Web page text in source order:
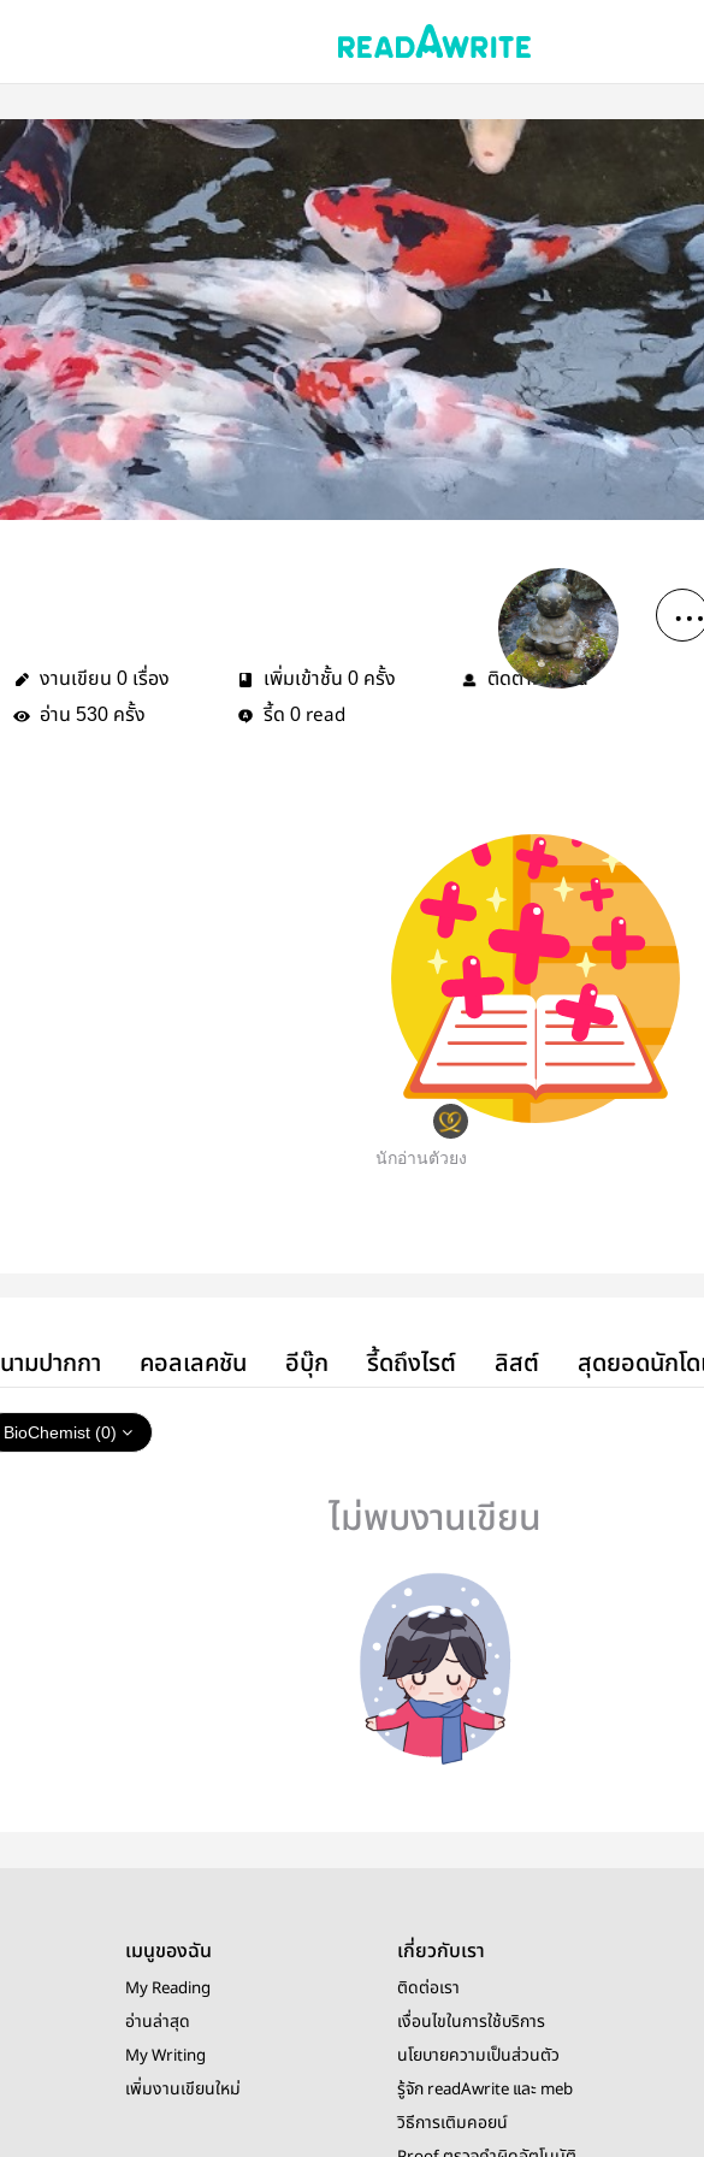
งานเขียน 0 เรื่อง เพิ่มเข้าชั้น 0 ครั้ง ติดตาม0คน
อ่าน 530 ครั้ง รี้ด 0 read
นักอ่านตัวยง
นามปากกา คอลเลคชัน อีบุ๊ก รี้ดถึงไรต์ ลิสต์ สุดยอดนักโ
BioChemist (0)
ไม่พบงานเขียน
เมนูของฉัน
My Reading
อ่านล่าสุด
My Writing
เพิ่มงานเขียนใหม่
เกี่ยวกับเรา
ติดต่อเรา
เงื่อนไขในการใช้บริการ
นโยบายความเป็นส่วนตัว
รู้จัก readAwrite และ meb
วิธีการเติมคอยน์